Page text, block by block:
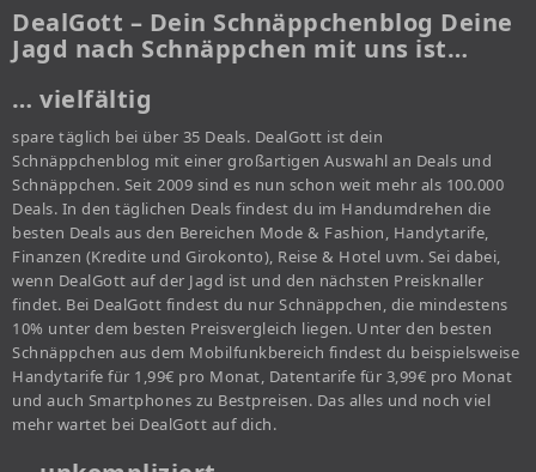
DealGott – Dein Schnäppchenblog Deine
Jagd nach Schnäppchen mit uns ist…
… vielfältig
spare täglich bei über 35 Deals. DealGott ist dein
Schnäppchenblog mit einer großartigen Auswahl an Deals und
Schnäppchen. Seit 2009 sind es nun schon weit mehr als 100.000
Deals. In den täglichen Deals findest du im Handumdrehen die
besten Deals aus den Bereichen Mode & Fashion, Handytarife,
Finanzen (Kredite und Girokonto), Reise & Hotel uvm. Sei dabei,
wenn DealGott auf der Jagd ist und den nächsten Preisknaller
findet. Bei DealGott findest du nur Schnäppchen, die mindestens
10% unter dem besten Preisvergleich liegen. Unter den besten
Schnäppchen aus dem Mobilfunkbereich findest du beispielsweise
Handytarife für 1,99€ pro Monat, Datentarife für 3,99€ pro Monat
und auch Smartphones zu Bestpreisen. Das alles und noch viel
mehr wartet bei DealGott auf dich.